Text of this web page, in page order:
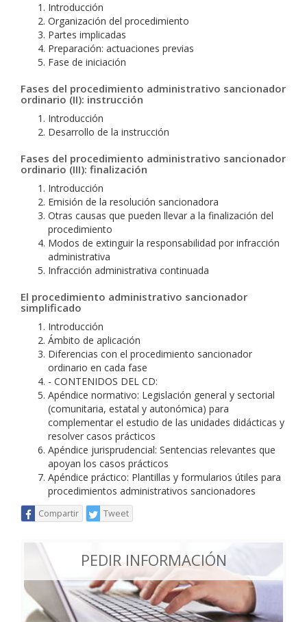
Introducción
Organización del procedimiento
Partes implicadas
Preparación: actuaciones previas
Fase de iniciación
Fases del procedimiento administrativo sancionador
ordinario (II): instrucción
Introducción
Desarrollo de la instrucción
Fases del procedimiento administrativo sancionador
ordinario (III): finalización
Introducción
Emisión de la resolución sancionadora
Otras causas que pueden llevar a la finalización del
procedimiento
Modos de extinguir la responsabilidad por infracción
administrativa
Infracción administrativa continuada
El procedimiento administrativo sancionador
simplificado
Introducción
Ámbito de aplicación
Diferencias con el procedimiento sancionador
ordinario en cada fase
- CONTENIDOS DEL CD:
Apéndice normativo: Legislación general y sectorial
(comunitaria, estatal y autonómica) para
complementar el estudio de las unidades didácticas y
resolver casos prácticos
Apéndice jurisprudencial: Sentencias relevantes que
apoyan los casos prácticos
Apéndice práctico: Plantillas y formularios útiles para
procedimientos administrativos sancionadores
Compartir Tweet
PEDIR INFORMACIÓN